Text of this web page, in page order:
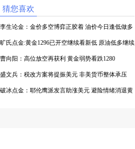
猜您喜欢
李生论金：金价多空博弈正胶着 油价今日逢低做多
看上升
旷氏点金:黄金1296已开空继续看新低 原油低多继续
曹向阳：高位放空再获利 黄金弱势看跌1280
盛文兵：税改方案将提振美元 非美货币整体承压
破冰点金：耶伦鹰派发言助涨美元 避险情绪消退黄